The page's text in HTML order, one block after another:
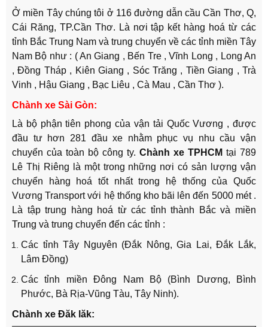
Ở miền Tây chúng tôi ở 116 đường dẫn cầu Cần Thơ, Q,
Cái Răng, TP.Cần Thơ. Là nơi tập kết hàng hoá từ các
tỉnh Bắc Trung Nam và trung chuyển về các tỉnh miền Tây
Nam Bộ như : ( An Giang , Bến Tre , Vĩnh Long , Long An
, Đồng Tháp , Kiên Giang , Sóc Trăng , Tiền Giang , Trà
Vinh , Hậu Giang , Bạc Liêu , Cà Mau , Cần Thơ ).
Chành xe Sài Gòn:
Là bộ phận tiên phong của vận tải Quốc Vương , được
đầu tư hơn 281 đầu xe nhằm phục vụ nhu cầu vận
chuyển của toàn bộ công ty. Chành xe TPHCM tại 789
Lê Thị Riêng là một trong những nơi có sản lượng vận
chuyển hàng hoá tốt nhất trong hệ thống của Quốc
Vương Transport với hệ thống kho bãi lên đến 5000 mét .
Là tập trung hàng hoá từ các tỉnh thành Bắc và miền
Trung và trung chuyển đến các tỉnh :
Các tỉnh Tây Nguyên (Đắk Nông, Gia Lai, Đắk Lắk,
Lâm Đồng)
Các tỉnh miền Đông Nam Bộ (Bình Dương, Bình
Phước, Bà Rịa-Vũng Tàu, Tây Ninh).
Chành xe Đăk lăk: